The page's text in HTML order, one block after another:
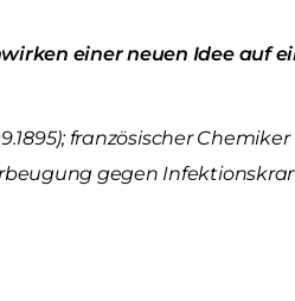
einer neuen Idee auf
französischer
gegen